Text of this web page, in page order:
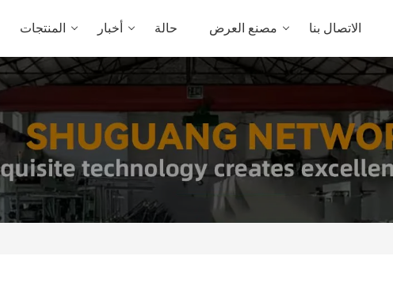
المنتجات أخبار حالة مصنع العرض الاتصال بنا